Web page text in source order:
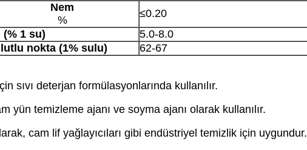
Nem
%
≤0.20
(% 1 su)
5.0-8.0
nokta (1% sulu)
62-67
sıvı deterjan formülasyonlarında kullanılır.
yün temizleme ajanı ve soyma ajanı olarak kullanılır.
cam lif yağlayıcıları gibi endüstriyel temizlik için uygundur.